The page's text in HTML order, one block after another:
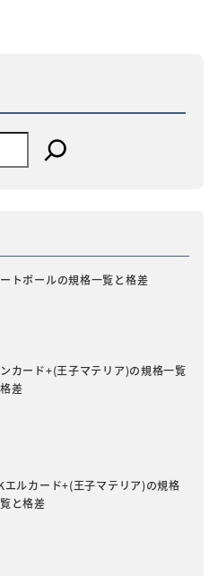
トボールの規格一覧と格差
カード+(王子マテリア)の規格一覧
差
エルカード+(王子マテリア)の規格
と格差